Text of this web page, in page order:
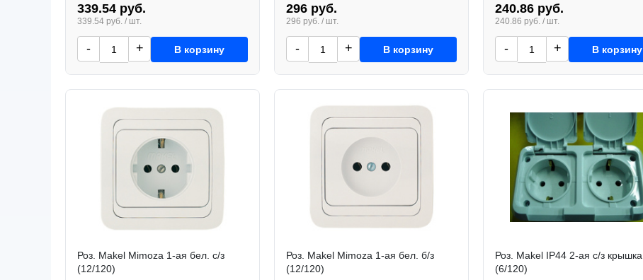
339.54 руб.
339.54 руб. / шт.
- + В корзину
296 руб.
296 руб. / шт.
- + В корзину
240.86 руб.
240.86 руб. / шт.
- + В корзину
Роз. Makel Mimoza 1-ая бел. с/з
(12/120)
Роз. Makel Mimoza 1-ая бел. б/з
(12/120)
Роз. Makel IP44 2-ая с/з крышка
(6/120)